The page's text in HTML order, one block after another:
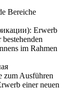
Bereiche
Erwerb
im Rahmen
zum Ausführen
einer neuen